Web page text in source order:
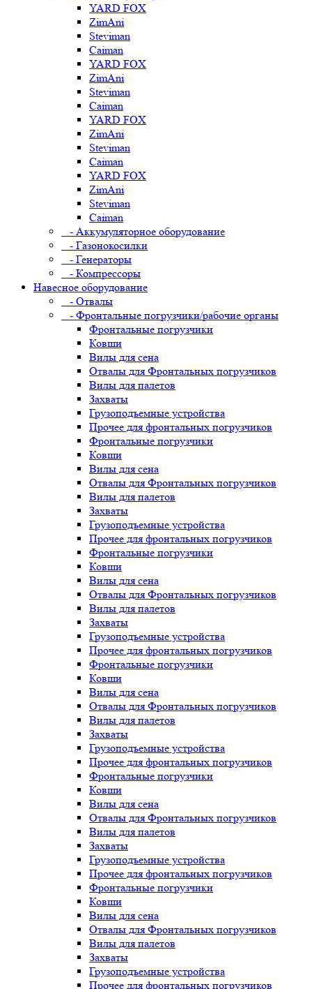
YARD FOX
ZimAni
Steviman
Caiman
YARD FOX
ZimAni
Steviman
Caiman
YARD FOX
ZimAni
Steviman
Caiman
YARD FOX
ZimAni
Steviman
Caiman
- Аккумуляторное оборудование
- Газонокосилки
- Генераторы
- Компрессоры
Навесное оборудование
- Отвалы
- Фронтальные погрузчики/рабочие органы
Фронтальные погрузчики
Ковши
Вилы для сена
Отвалы для Фронтальных погрузчиков
Вилы для палетов
Захваты
Грузоподъемные устройства
Прочее для фронтальных погрузчиков
Фронтальные погрузчики
Ковши
Вилы для сена
Отвалы для Фронтальных погрузчиков
Вилы для палетов
Захваты
Грузоподъемные устройства
Прочее для фронтальных погрузчиков
Фронтальные погрузчики
Ковши
Вилы для сена
Отвалы для Фронтальных погрузчиков
Вилы для палетов
Захваты
Грузоподъемные устройства
Прочее для фронтальных погрузчиков
Фронтальные погрузчики
Ковши
Вилы для сена
Отвалы для Фронтальных погрузчиков
Вилы для палетов
Захваты
Грузоподъемные устройства
Прочее для фронтальных погрузчиков
Фронтальные погрузчики
Ковши
Вилы для сена
Отвалы для Фронтальных погрузчиков
Вилы для палетов
Захваты
Грузоподъемные устройства
Прочее для фронтальных погрузчиков
Фронтальные погрузчики
Ковши
Вилы для сена
Отвалы для Фронтальных погрузчиков
Вилы для палетов
Захваты
Грузоподъемные устройства
Прочее для фронтальных погрузчиков